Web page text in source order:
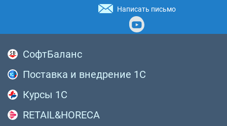
Написать письмо
СофтБаланс
Поставка и внедрение 1С
Курсы 1С
RETAIL&HORECA